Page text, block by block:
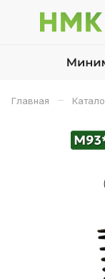
Главная –